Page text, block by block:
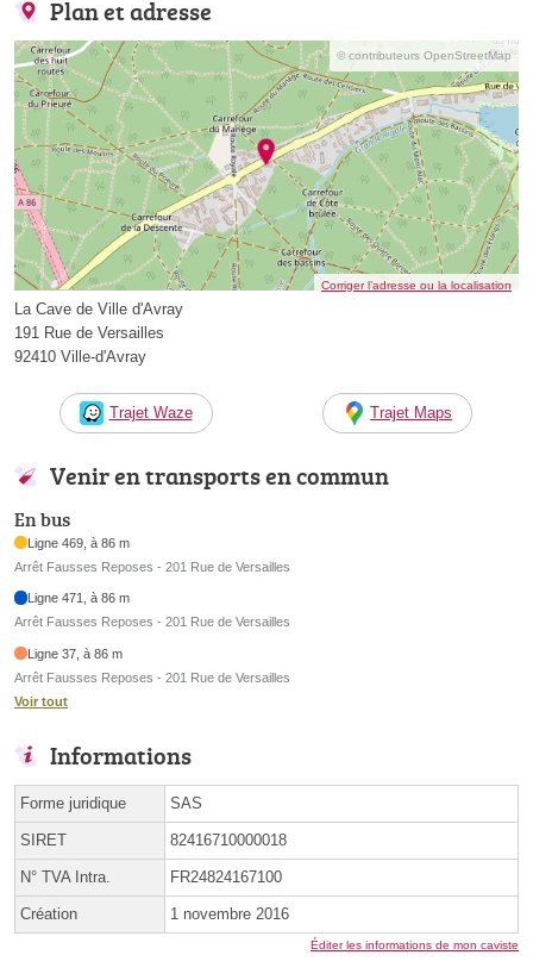
Plan et adresse
© contributeurs OpenStreetMap
Corriger l’adresse ou la localisation
La Cave de Ville d'Avray
191 Rue de Versailles
92410 Ville-d'Avray
Trajet Waze Trajet Maps
Venir en transports en commun
En bus
Ligne 469, à 86 m
Arrêt Fausses Reposes - 201 Rue de Versailles
Ligne 471, à 86 m
Arrêt Fausses Reposes - 201 Rue de Versailles
Ligne 37, à 86 m
Arrêt Fausses Reposes - 201 Rue de Versailles
Voir tout
Informations
Forme juridique SAS
SIRET 82416710000018
N° TVA Intra. FR24824167100
Création 1 novembre 2016
Éditer les informations de mon caviste